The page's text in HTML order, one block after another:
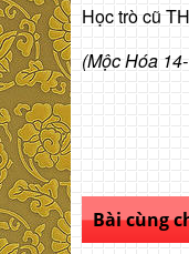
Học trò cũ
(Mộc Hóa
Bài cùng